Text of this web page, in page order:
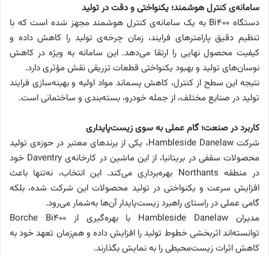
سامانه‌ی کنترل هوشمند؛ یکنواختی و دقت در تولید
دستگاه Bi400 به یک سامانه‌ی کنترل هوشمند مجهز شده است که با
تنظیم دقیق پارامترهای فرایند، زمان چرخه‌ی تولید را کاهش داده و
کیفیت محصول نهایی را ارتقا می‌دهد. این سامانه به ویژه در کاهش
نوسان‌های تولید و بهبود یکنواختی قطعات تزریقی نقش مؤثری دارد.
نتیجه‌ این سطح از کنترل، کاهش پسماند مواد اولیه و بهینه‌سازی فرایند
تولید در صنایع مختلف، از جمله خودرو، بسته‌بندی و ساختمانی است.
کاربرد در صنعت؛ گام عملی به سوی زیست‌پایداری
شرکت Hambleside Danelaw، یکی از برندهای معتبر در حوزه‌ی تولید
محصولات سقفی در بریتانیا، از این ماشین در کارخانه‌ی Daventry خود
در منطقه Northants بهره‌برداری می‌کند. این انتخاب، نه‌تنها باعث
افزایش سرعت و یکنواختی در تولید محصولات این شرکت شده، بلکه
گامی عملی در راستای راهبرد زیست‌پایدار آن‌ها به‌شمار می‌رود.
مدیران Hambleside Danelaw با بهره‌گیری از Borche Bi400
توانسته‌اند اثربخشی خطوط تولید را افزایش داده و هم‌زمان تعهد خود به
کاهش اثرات زیست‌محیطی را به نمایش بگذارند.